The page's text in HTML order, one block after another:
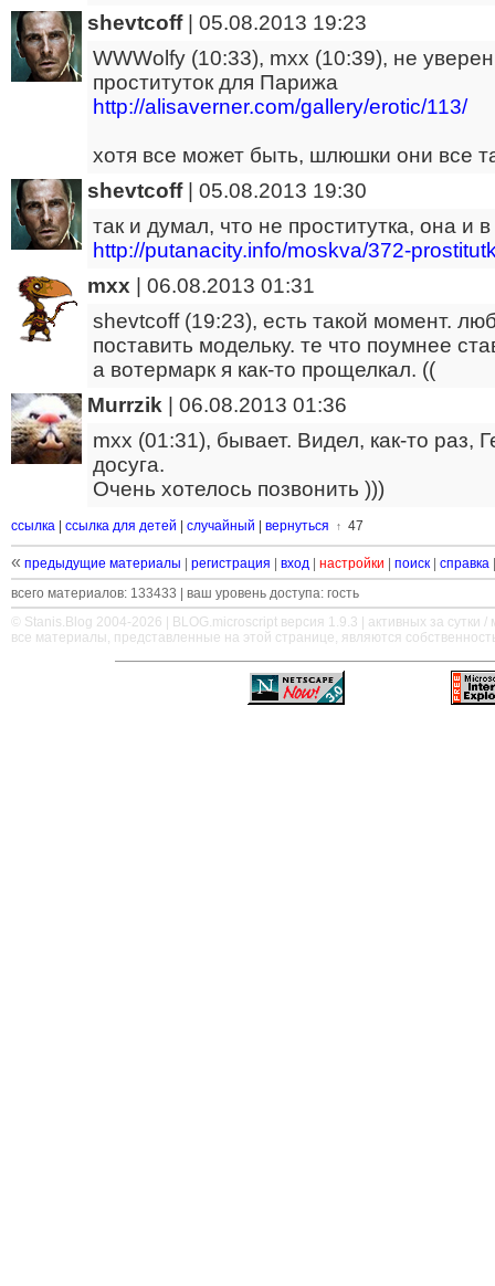
shevtcoff| 05.08.2013 19:23
WWWolfy (10:33), mxx (10:39), не
проституток для Парижа
http://alisaverner.com/gallery/erotic/113/
хотя все может быть, шлюшки они все
shevtcoff| 05.08.2013 19:30
так и думал, что не проститутка, она и
http://putanacity.info/moskva/372-
mxx
06.08.2013 01:31
shevtcoff (19:23), есть такой момент.
поставить модельку. те что поумнее
а вотермарк я как-то прощелкал. ((
Murrzik
06.08.2013 01:36
mxx (01:31), бывает. Видел, как-то раз,
досуга.
Очень хотелось позвонить )))
ссылка ссылка для детей случайный вернуться ↑ 47
« предыдущие материалы регистрация вход настройки поиск справка
всего материалов: 133433 | ваш уровень доступа: гость
© Stanis.Blog 2004-2026 |
BLOG.microscript версия 1.9.3 | активных за сутки /
все материалы, представленные на этой странице, являются
—————————————————————